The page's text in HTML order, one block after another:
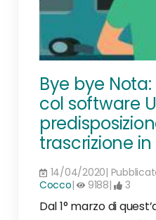
Bye bye
col software
trascrizione
14/04/2020|
Cocco| 9188| 3
Dal 1° marzo di